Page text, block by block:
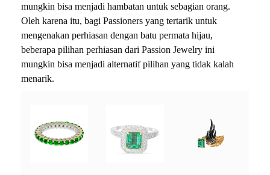
mungkin bisa menjadi hambatan untuk sebagian orang.
Oleh karena itu, bagi Passioners yang tertarik untuk
mengenakan perhiasan dengan batu permata hijau,
beberapa pilihan perhiasan dari Passion Jewelry ini
mungkin bisa menjadi alternatif pilihan yang tidak kalah
menarik.